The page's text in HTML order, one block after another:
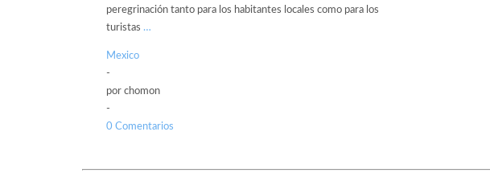
peregrinación tanto para los habitantes locales como para los
turistas …
Mexico
-
por chomon
-
0 Comentarios